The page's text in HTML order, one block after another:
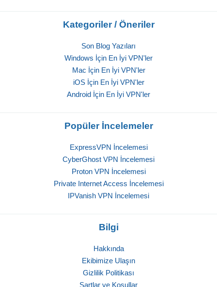
Kategoriler / Öneriler
Son Blog Yazıları
Windows İçin En İyi VPN'ler
Mac İçin En İyi VPN'ler
iOS İçin En İyi VPN'ler
Android İçin En İyi VPN'ler
Popüler İncelemeler
ExpressVPN İncelemesi
CyberGhost VPN İncelemesi
Proton VPN İncelemesi
Private Internet Access İncelemesi
IPVanish VPN İncelemesi
Bilgi
Hakkında
Ekibimize Ulaşın
Gizlilik Politikası
Şartlar ve Koşullar